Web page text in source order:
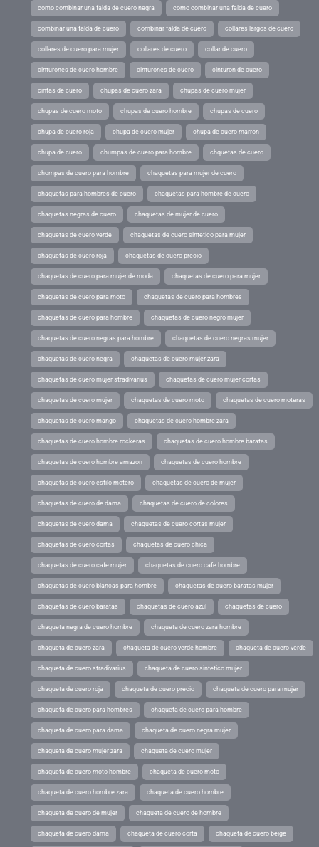
como combinar una falda de cuero negra como combinar una falda de cuero
combinar una falda de cuero combinar falda de cuero collares largos de cuero
collares de cuero para mujer collares de cuero collar de cuero
cinturones de cuero hombre cinturones de cuero cinturon de cuero
cintas de cuero chupas de cuero zara chupas de cuero mujer
chupas de cuero moto chupas de cuero hombre chupas de cuero
chupa de cuero roja chupa de cuero mujer chupa de cuero marron
chupa de cuero chumpas de cuero para hombre chquetas de cuero
chompas de cuero para hombre chaquetas para mujer de cuero
chaquetas para hombres de cuero chaquetas para hombre de cuero
chaquetas negras de cuero chaquetas de mujer de cuero
chaquetas de cuero verde chaquetas de cuero sintetico para mujer
chaquetas de cuero roja chaquetas de cuero precio
chaquetas de cuero para mujer de moda chaquetas de cuero para mujer
chaquetas de cuero para moto chaquetas de cuero para hombres
chaquetas de cuero para hombre chaquetas de cuero negro mujer
chaquetas de cuero negras para hombre chaquetas de cuero negras mujer
chaquetas de cuero negra chaquetas de cuero mujer zara
chaquetas de cuero mujer stradivarius chaquetas de cuero mujer cortas
chaquetas de cuero mujer chaquetas de cuero moto chaquetas de cuero moteras
chaquetas de cuero mango chaquetas de cuero hombre zara
chaquetas de cuero hombre rockeras chaquetas de cuero hombre baratas
chaquetas de cuero hombre amazon chaquetas de cuero hombre
chaquetas de cuero estilo motero chaquetas de cuero de mujer
chaquetas de cuero de dama chaquetas de cuero de colores
chaquetas de cuero dama chaquetas de cuero cortas mujer
chaquetas de cuero cortas chaquetas de cuero chica
chaquetas de cuero cafe mujer chaquetas de cuero cafe hombre
chaquetas de cuero blancas para hombre chaquetas de cuero baratas mujer
chaquetas de cuero baratas chaquetas de cuero azul chaquetas de cuero
chaqueta negra de cuero hombre chaqueta de cuero zara hombre
chaqueta de cuero zara chaqueta de cuero verde hombre chaqueta de cuero verde
chaqueta de cuero stradivarius chaqueta de cuero sintetico mujer
chaqueta de cuero roja chaqueta de cuero precio chaqueta de cuero para mujer
chaqueta de cuero para hombres chaqueta de cuero para hombre
chaqueta de cuero para dama chaqueta de cuero negra mujer
chaqueta de cuero mujer zara chaqueta de cuero mujer
chaqueta de cuero moto hombre chaqueta de cuero moto
chaqueta de cuero hombre zara chaqueta de cuero hombre
chaqueta de cuero de mujer chaqueta de cuero de hombre
chaqueta de cuero dama chaqueta de cuero corta chaqueta de cuero beige